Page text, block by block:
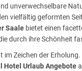
unverwechselbare
vielfältig geformten
Saale bietet einen
durch ihre Schönheit
im Zeichen der
Hotel Urlaub Angebote